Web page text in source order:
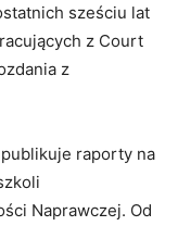
sześciu lat
z Court
z
raporty na
Naprawczej. Od